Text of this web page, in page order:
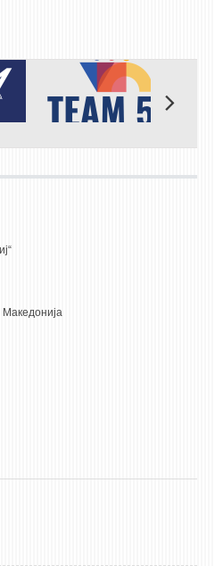
Македонија